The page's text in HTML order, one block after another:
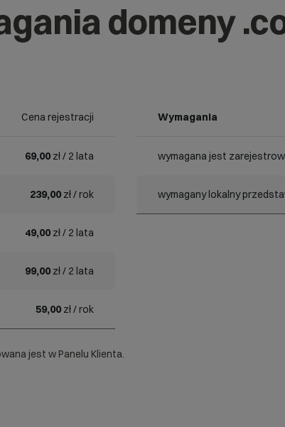
domeny
Cena rejestracji
69,00 zł / 2 lata
239,00 zł / rok
49,00 zł / 2 lata
99,00 zł / 2 lata
59,00 zł / rok
Wymagania
wymagana jest
wymagany lokalny
jest w Panelu Klienta.